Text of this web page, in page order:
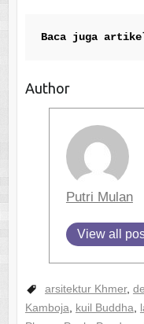
Baca juga
Author
Putri Mulan
View all
arsitektur Khmer,
Kamboja, kuil Buddha,